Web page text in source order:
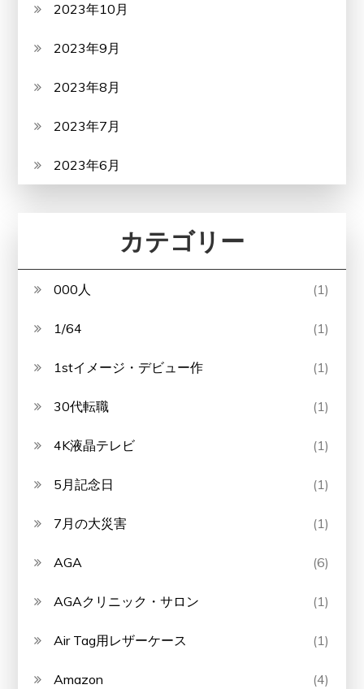
2023年10月
2023年9月
2023年8月
2023年7月
2023年6月
カテゴリー
000人 (1)
1/64 (1)
1stイメージ・デビュー作 (1)
30代転職 (1)
4K液晶テレビ (1)
5月記念日 (1)
7月の大災害 (1)
AGA (6)
AGAクリニック・サロン (1)
Air Tag用レザーケース (1)
Amazon (4)